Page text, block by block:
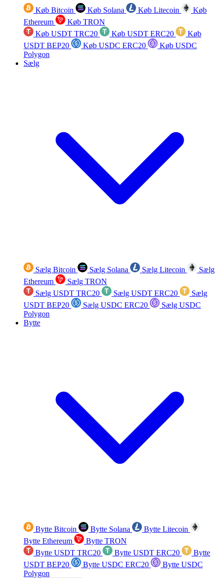
Køb Bitcoin Køb Solana Køb Litecoin
Køb
Ethereum
Køb TRON
Køb USDT TRC20
Køb USDT ERC20
Køb
USDT BEP20
Køb USDC ERC20
Køb USDC
Polygon
Sælg
Sælg Bitcoin Sælg Solana Sælg Litecoin
Sælg
Ethereum
Sælg TRON
Sælg USDT TRC20
Sælg USDT ERC20
Sælg
USDT BEP20
Sælg USDC ERC20
Sælg USDC
Polygon
Bytte
Bytte Bitcoin Bytte Solana
Bytte Litecoin
Bytte Ethereum
Bytte TRON
Bytte USDT TRC20
Bytte USDT ERC20
Bytte
USDT BEP20
Bytte USDC ERC20
Bytte USDC
Polygon